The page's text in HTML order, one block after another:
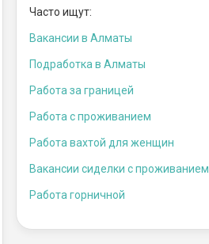
Часто ищут:
Вакансии в Алматы
Подработка в Алматы
Работа за границей
Работа с проживанием
Работа вахтой для женщин
Вакансии сиделки с проживанием
Работа горничной